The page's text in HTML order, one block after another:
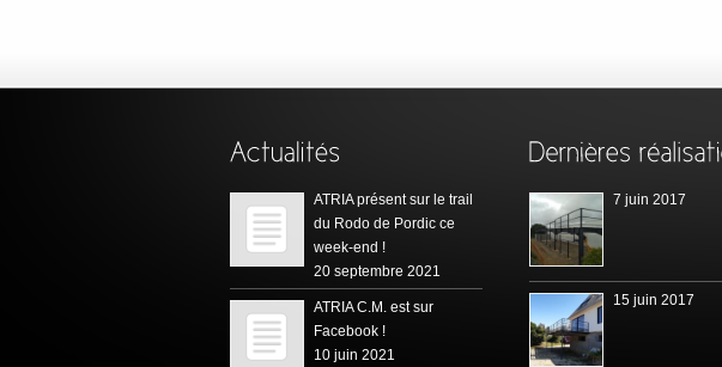
ATRIA présent sur le trail
du Rodo de Pordic ce
week-end !
20 septembre 2021
ATRIA C.M. est sur
Facebook !
10 juin 2021
7 juin 2017
15 juin 2017